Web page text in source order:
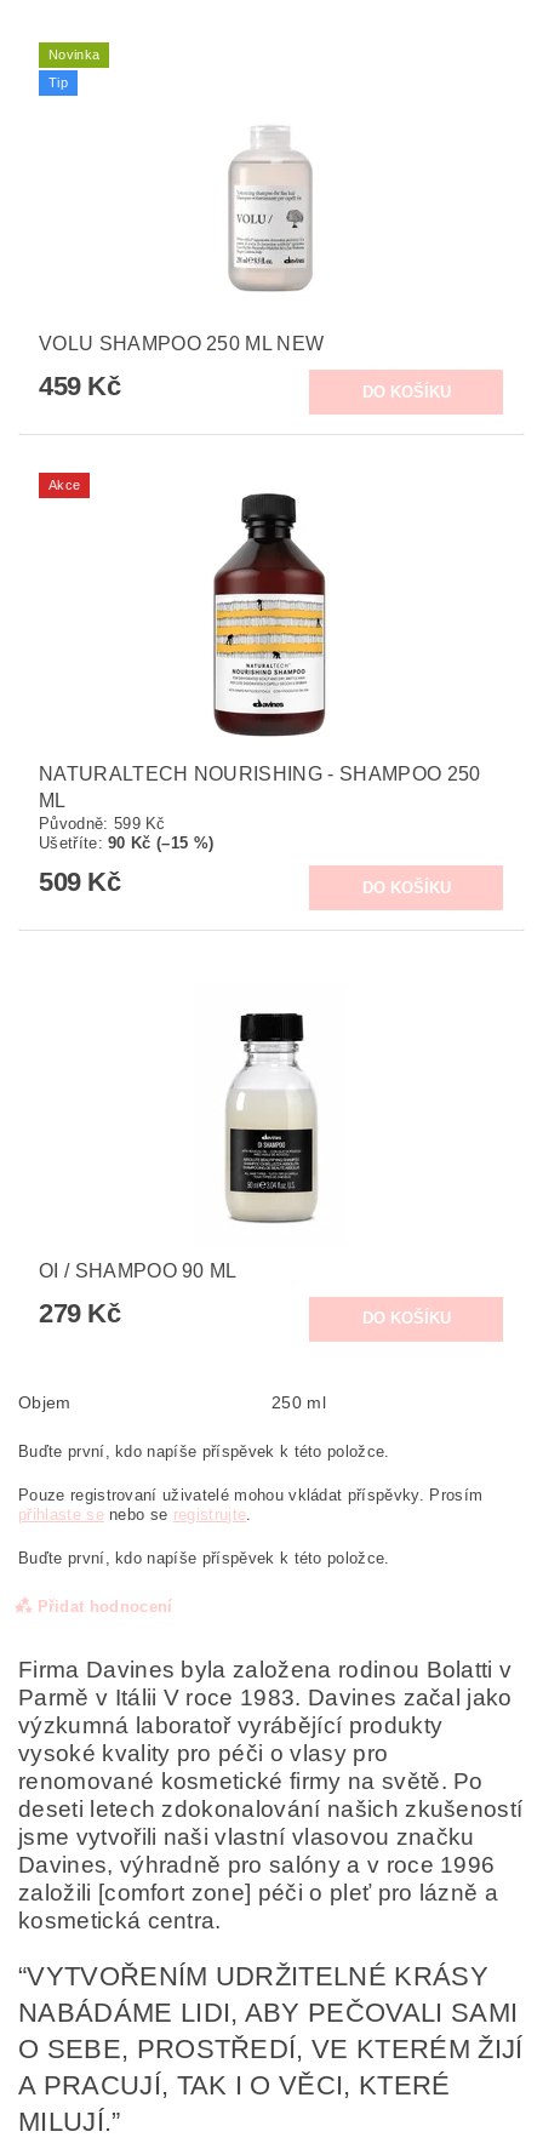
Novinka
Tip
VOLU SHAMPOO 250 ML NEW
459 Kč
Akce
NATURALTECH NOURISHING - SHAMPOO 250
ML
Původně: 599 Kč
Ušetříte:90 Kč (–15 %)
509 Kč
OI / SHAMPOO 90 ML
279 Kč
Objem 250 ml
Buďte první, kdo napíše příspěvek k této položce.
Pouze registrovaní uživatelé mohou vkládat příspěvky. Prosím
přihlaste senebo se registrujte
Buďte první, kdo napíše příspěvek k této položce.
Přidat hodnocení
Odesláním formuláře/objednávky vyjadřujete souhlas
se zpracováním osobních údajů v souladu s definicí
ochrany osobních údajů .
Firma Davines byla založena rodinou Bolatti v
Parmě v Itálii V roce 1983. Davines začal jako
výzkumná laboratoř vyrábějící produkty
vysoké kvality pro péči o vlasy pro
renomované kosmetické firmy na světě. Po
deseti letech zdokonalování našich zkušeností
jsme vytvořili naši vlastní vlasovou značku
Davines, výhradně pro salóny a v roce 1996
založili [comfort zone] péči o pleť pro lázně a
kosmetická centra.
“VYTVOŘENÍM UDRŽITELNÉ KRÁSY
NABÁDÁME LIDI, ABY PEČOVALI SAMI
O SEBE, PROSTŘEDÍ, VE KTERÉM ŽIJÍ
A PRACUJÍ, TAK I O VĚCI, KTERÉ
MILUJÍ.”